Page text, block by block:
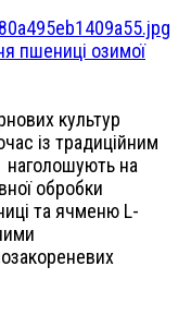
пшениці озимої
культур
із традиційним
наголошують на
обробки
та ячменю L-